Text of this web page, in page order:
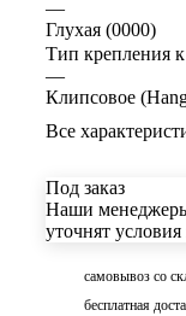
—
Глухая (0000)
Тип крепления
—
Клипсовое
Все
Под заказ
Наши менеджеры
уточнят условия
самовывоз со
бесплатная